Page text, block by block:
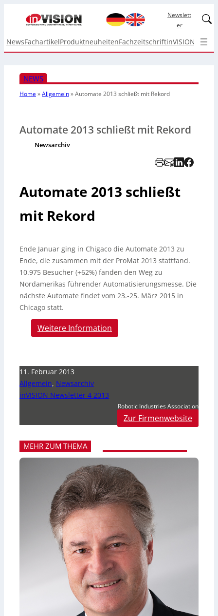
Newslett
er
NewsFachartikelProduktneuheitenFachzeitschriftinVISION Top
NEWS
Home»Allgemein»Automate 2013 schließt mit Rekord
Automate 2013 schließt mit Rekord
Newsarchiv
Automate 2013 schließt
mit Rekord
Ende Januar ging in Chigaco die Automate 2013 zu
Ende, die zusammen mit der ProMat 2013 stattfand.
10.975 Besucher (+62%) fanden den Weg zu
Nordamerikas führender Automatisierungsmesse. Die
nächste Automate findet vom 23.-25. März 2015 in
Chicago statt.
Weitere Information
11. Februar 2013
Allgemein, Newsarchiv
inVISION Newsletter 4 2013
Robotic Industries Association
Zur Firmenwebsite
MEHR ZUM THEMA